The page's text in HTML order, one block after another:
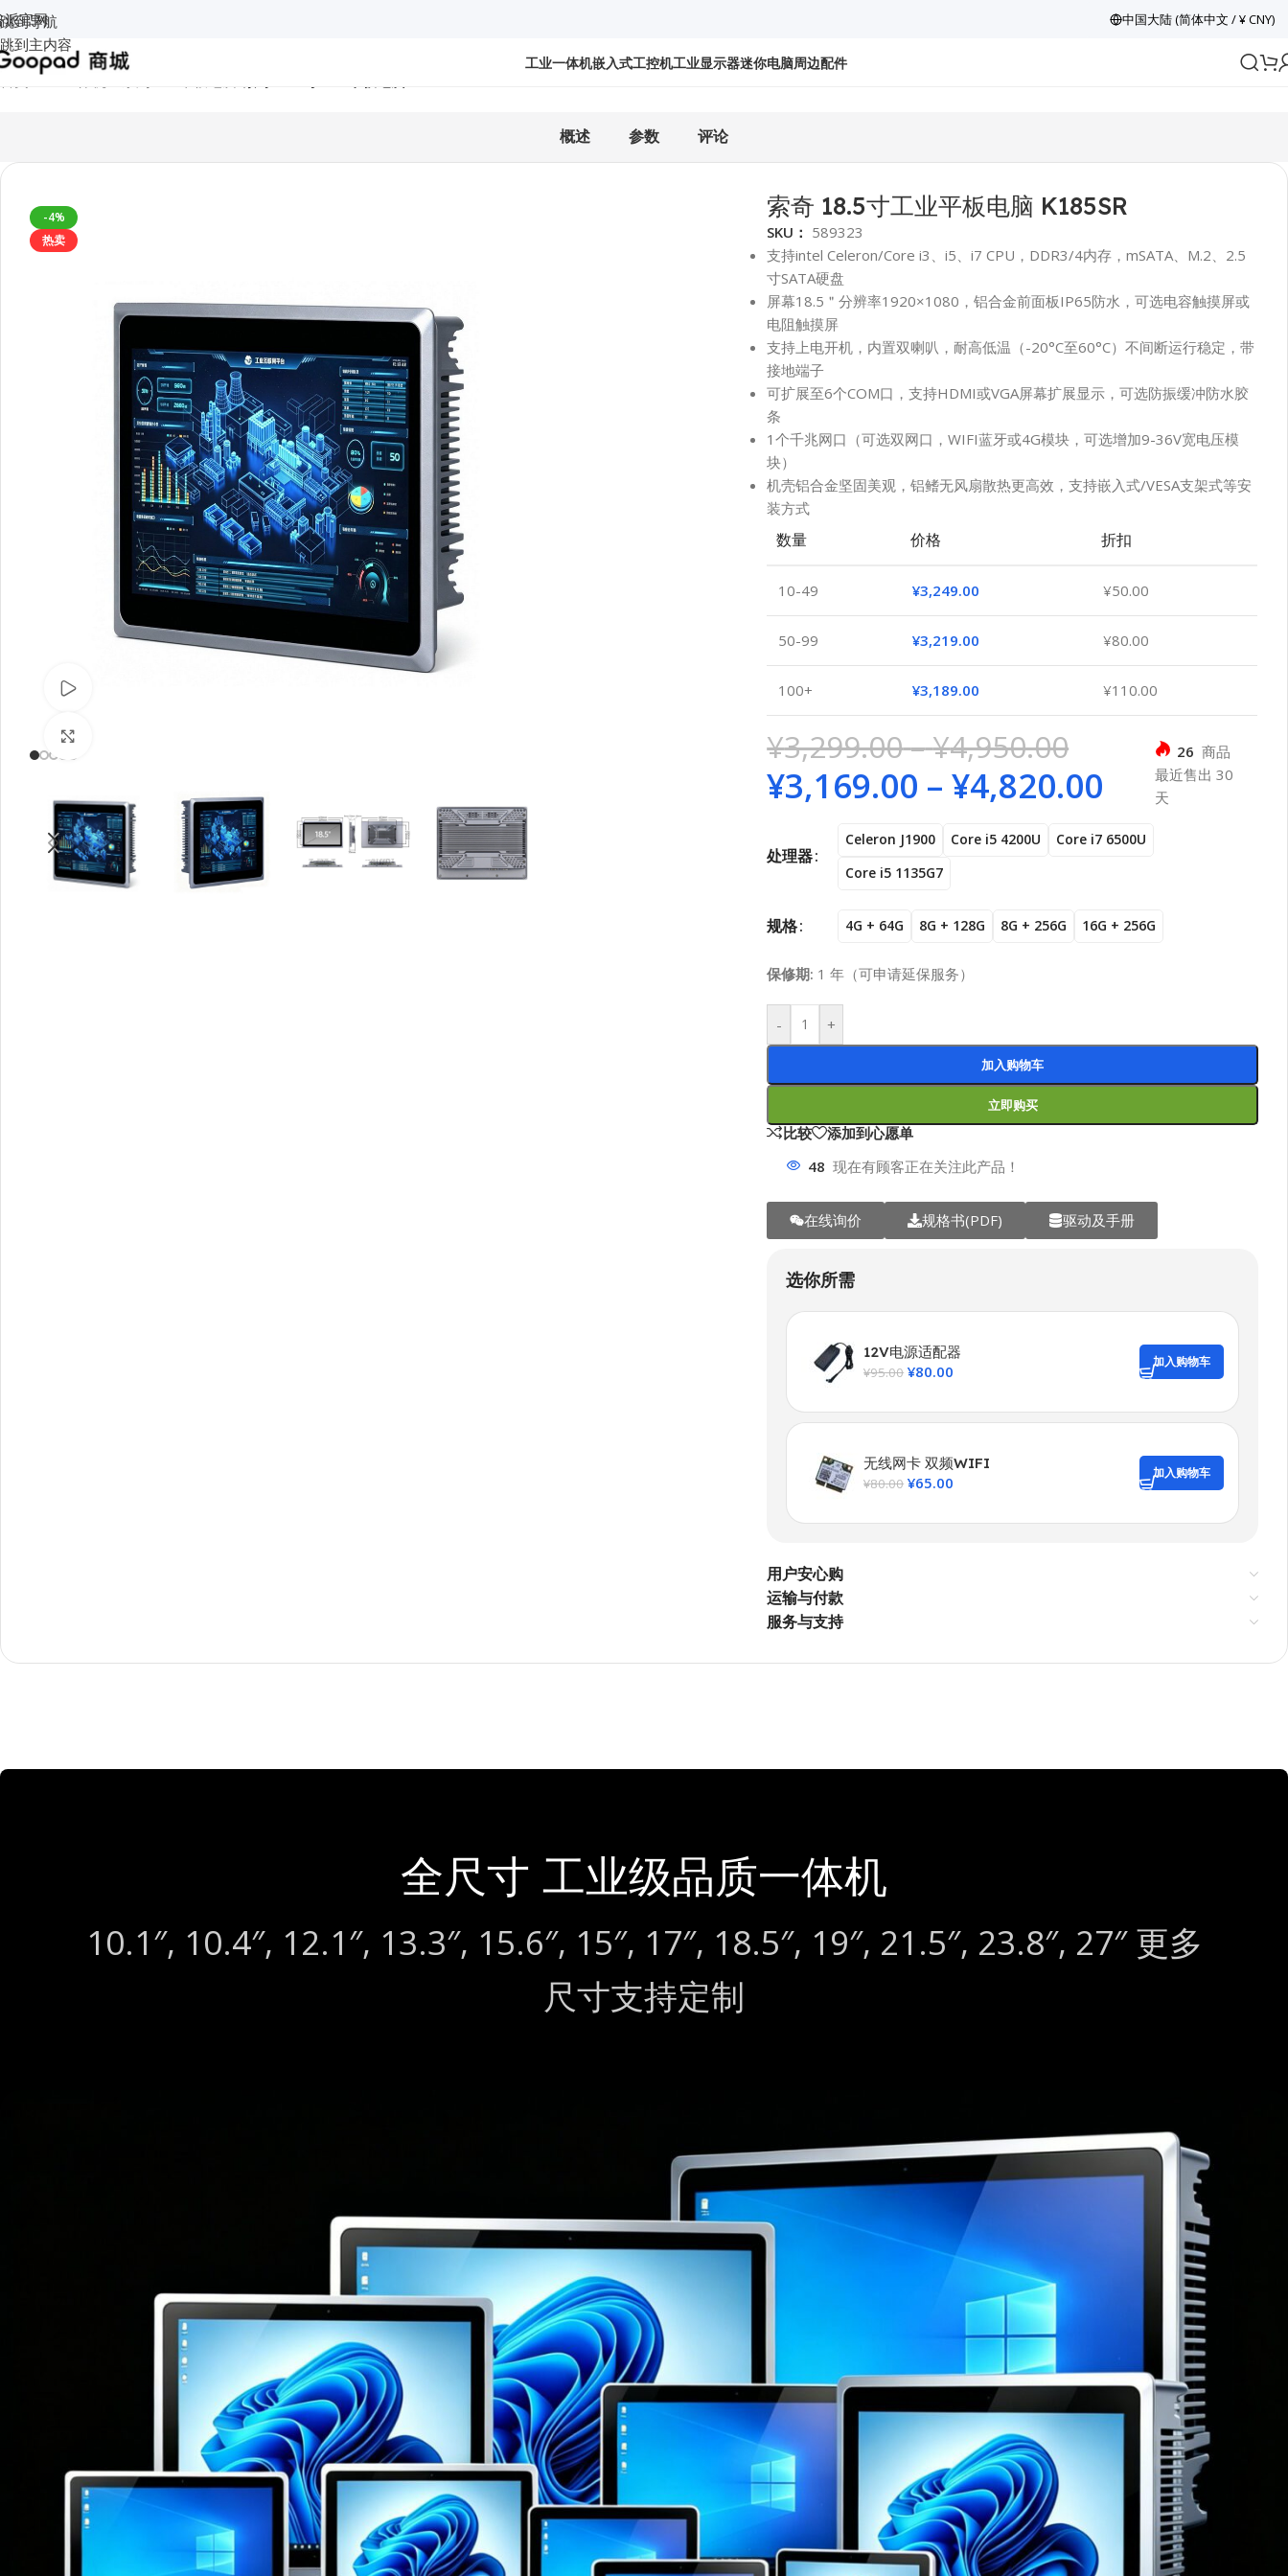
跳到导航
跳到主内容
派官网 中国大陆 (简体中文 / ¥ CNY)
工业一体机嵌入式工控机工业显示器迷你电脑周边配件
工业一体机
概述 参数 评论
-4%
热卖
索奇 18.5寸工业平板电脑 K185SR
SKU： 589323
支持intel Celeron/Core i3、i5、i7 CPU，DDR3/4内存，mSATA、M.2、2.5
寸SATA硬盘
屏幕18.5＂分辨率1920×1080，铝合金前面板IP65防水，可选电容触摸屏或
电阻触摸屏
支持上电开机，内置双喇叭，耐高低温（-20°C至60°C）不间断运行稳定，带
接地端子
可扩展至6个COM口，支持HDMI或VGA屏幕扩展显示，可选防振缓冲防水胶
条
1个千兆网口（可选双网口，WIFI蓝牙或4G模块，可选增加9-36V宽电压模
块）
机壳铝合金坚固美观，铝鳍无风扇散热更高效，支持嵌入式/VESA支架式等安
装方式
数量
价格 折扣
10-49 ¥3,249.00 ¥50.00
50-99 ¥3,219.00 ¥80.00
100+ ¥3,189.00 ¥110.00
¥3,299.00–¥4,950.00
¥3,169.00 – ¥4,820.00
26 商品
最近售出 30
天
处理器
Celeron J1900 Core i5 4200U
Core i7 6500U
Core i5 1135G7
规格 4G + 64G 8G + 128G 8G + 256G 16G + 256G
保修期: 1 年（可申请延保服务）
- +
加入购物车
立即购买
比较
添加到心愿单
48 现在有顾客正在关注此产品！
在线询价 规格书(PDF) 驱动及手册
选你所需
12V电源适配器
¥95.00 ¥80.00
加入购物车
无线网卡 双频WIFI
¥80.00 ¥65.00
加入购物车
用户安心购
运输与付款
服务与支持
全尺寸 工业级品质一体机
10.1″, 10.4″, 12.1″, 13.3″, 15.6″, 15″, 17″, 18.5″, 19″, 21.5″, 23.8″, 27″ 更多
尺寸支持定制